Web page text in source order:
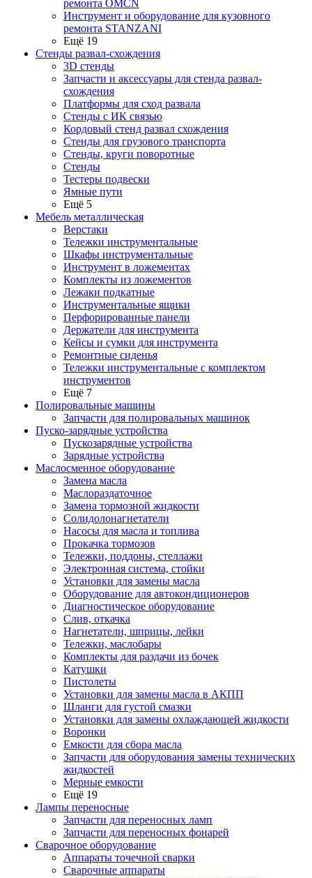
ремонта OMCN
Инструмент и оборудование для кузовного
ремонта STANZANI
Ещё 19
Стенды развал-схождения
3D стенды
Запчасти и аксессуары для стенда развал-
схождения
Платформы для сход развала
Стенды с ИК связью
Кордовый стенд развал схождения
Стенды для грузового транспорта
Стенды, круги поворотные
Стенды
Тестеры подвески
Ямные пути
Ещё 5
Мебель металлическая
Верстаки
Тележки инструментальные
Шкафы инструментальные
Инструмент в ложементах
Комплекты из ложементов
Лежаки подкатные
Инструментальные ящики
Перфорированные панели
Держатели для инструмента
Кейсы и сумки для инструмента
Ремонтные сиденья
Тележки инструментальные с комплектом
инструментов
Ещё 7
Полировальные машины
Запчасти для полировальных машинок
Пуско-зарядные устройства
Пускозарядные устройства
Зарядные устройства
Маслосменное оборудование
Замена масла
Маслораздаточное
Замена тормозной жидкости
Солидолонагнетатели
Насосы для масла и топлива
Прокачка тормозов
Тележки, поддоны, стеллажи
Электронная система, стойки
Установки для замены масла
Оборудование для автокондиционеров
Диагностическое оборудование
Слив, откачка
Нагнетатели, шприцы, лейки
Тележки, маслобары
Комплекты для раздачи из бочек
Катушки
Пистолеты
Установки для замены масла в АКПП
Шланги для густой смазки
Установки для замены охлаждающей жидкости
Воронки
Емкости для сбора масла
Запчасти для оборудования замены технических
жидкостей
Мерные емкости
Ещё 19
Лампы переносные
Запчасти для переносных ламп
Запчасти для переносных фонарей
Сварочное оборудование
Аппараты точечной сварки
Сварочные аппараты